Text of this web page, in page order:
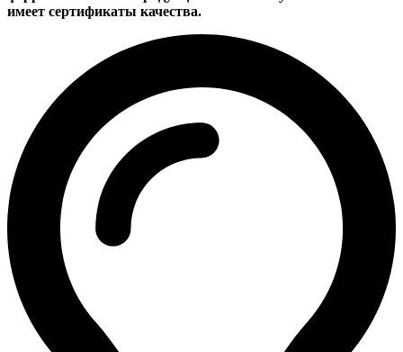
имеет сертификаты качества.